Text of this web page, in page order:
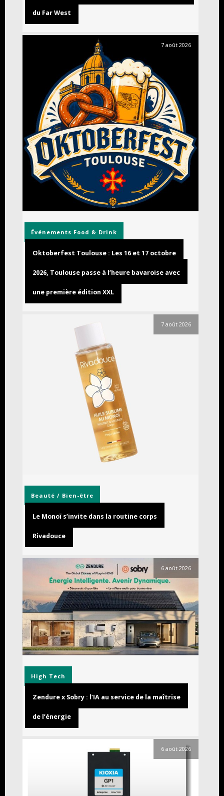
du Far West
7 août 2026
Événements Food & Drink
Oktoberfest Toulouse : Les 16 et 17 octobre
2026, Toulouse passe à l’heure bavaroise avec
une première édition XXL
7 août 2026
Beauté / Bien-être
Le Monoï s’invite dans la routine corps
Rivadouce
6 août 2026
High Tech
Zendure x Sobry : l’IA au service de la maîtrise
de l’énergie
6 août 2026